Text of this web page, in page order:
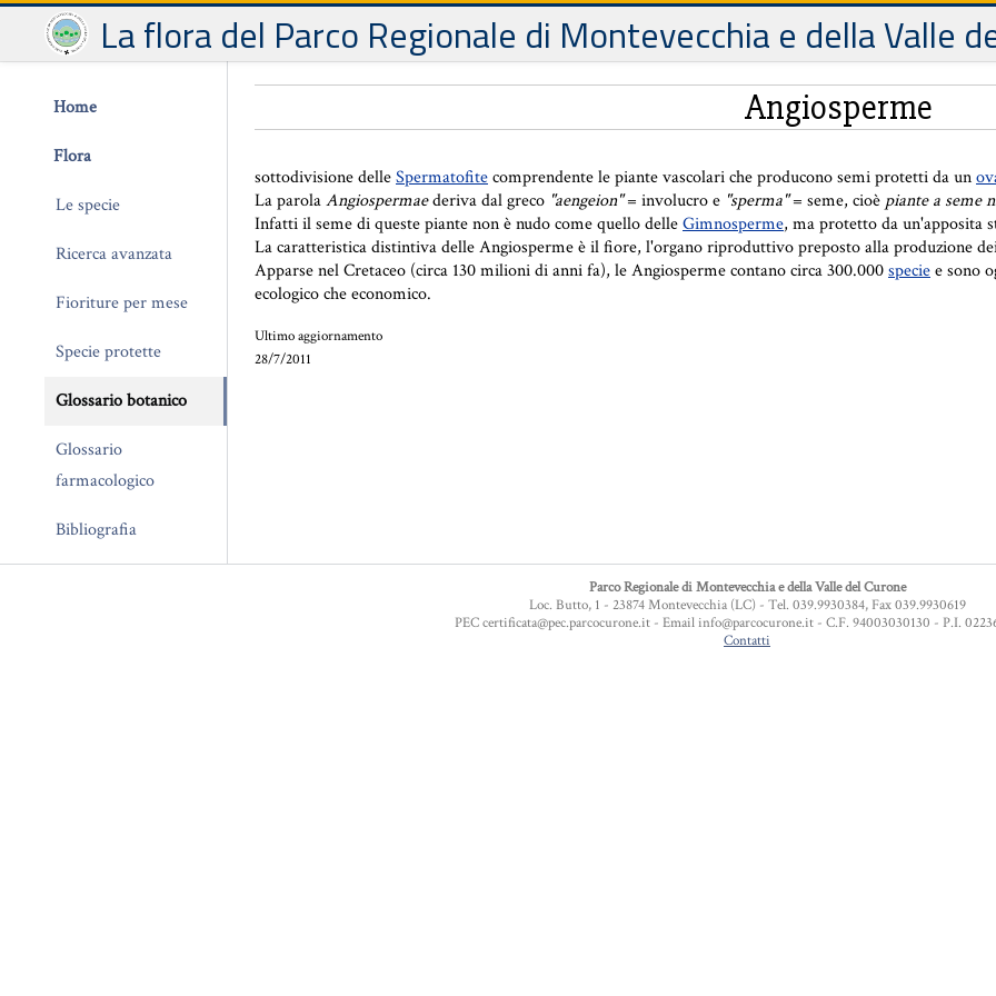
La flora del Parco Regionale di Montevecchia e della Valle
Home
Flora
Le specie
Ricerca avanzata
Fioriture per mese
Specie protette
Glossario botanico
Glossario
farmacologico
Bibliografia
Angiosperme
sottodivisione delleSpermatofitecomprendente le piante vascolari che producono semi protetti da un
La parolaAngiospermaederiva dal greco "aengeion"= involucro e "sperma"= seme, cioè piante a seme
Infatti il seme di queste piante non è nudo come quello delleGimnosperme, ma protetto da un'apposita
La caratteristica distintiva delle Angiosperme è il fiore, l'organo riproduttivo preposto alla produzione
Apparse nel Cretaceo (circa 130 milioni di anni fa), le Angiosperme contano circa 300.000speciee sono
ecologico che economico.
Ultimo aggiornamento
28/7/2011
Parco Regionale di Montevecchia e della Valle del Curone
Loc. Butto, 1 - 23874 Montevecchia (LC) - Tel. 039.9930384, Fax 039.9930619
PEC certificata@pec.parcocurone.it - Email info@parcocurone.it - C.F. 94003030130 - P.I.
Contatti